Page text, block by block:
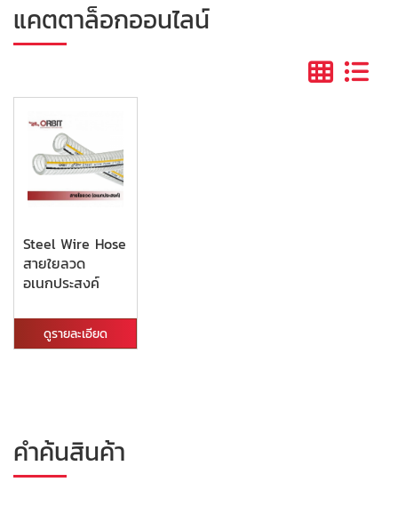
แคตตาล็อกออนไลน์
Steel Wire Hose
สายใยลวด
อเนกประสงค์
ดูรายละเอียด
คำค้นสินค้า